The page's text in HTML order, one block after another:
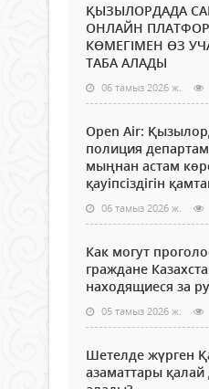
ҚЫЗЫЛОРДАДА
ОНЛАЙН
КӨМЕГІМЕН ӨЗ
ТАБА АЛАДЫ
06 тамыз 2026 ж.
Open Air:
полиция
мыңнан астам
қауіпсіздігін
06 тамыз 2026 ж.
Как могут
граждане
находящиеся за
05 тамыз 2026 ж.
Шетелде жүрген
азаматтары